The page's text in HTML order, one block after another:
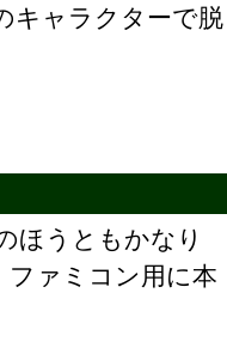
キャラクターで脱
ほうともかなり
ァミコン用に本